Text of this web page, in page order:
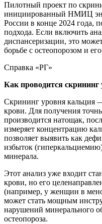
Пилотный проект по
инициированный НМИЦ
России в конце 2024 года,
подхода. Если включить
диспансеризации, это
борьбе с остеопорозом и
Справка «РГ»
Как проводится скрининг
Скрининг уровня кальция
крови. Для получения
производится натощак,
измеряет концентрацию
позволяет выявить как
избыток
минерала.
Этот анализ уже входит
крови, но его
(например, у женщин в
может стать мощным
нарушений минерального
остеопороза.